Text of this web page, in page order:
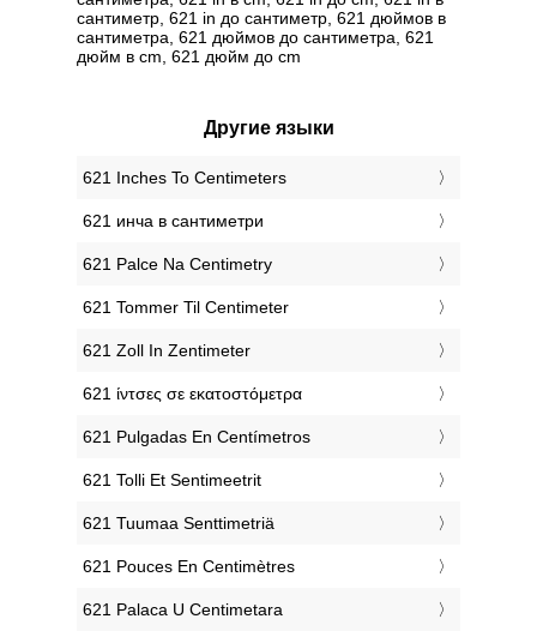
сантиметр, 621 in до сантиметр, 621 дюймов в
сантиметра, 621 дюймов до сантиметра, 621
дюйм в cm, 621 дюйм до cm
Другие языки
‎621 Inches To Centimeters
‎621 инча в сантиметри
‎621 Palce Na Centimetry
‎621 Tommer Til Centimeter
‎621 Zoll In Zentimeter
‎621 ίντσες σε εκατοστόμετρα
‎621 Pulgadas En Centímetros
‎621 Tolli Et Sentimeetrit
‎621 Tuumaa Senttimetriä
‎621 Pouces En Centimètres
‎621 Palaca U Centimetara